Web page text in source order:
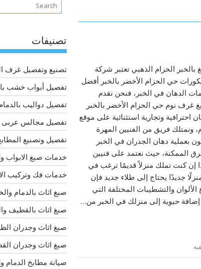
الحزام الذهبي تعتبر شركة
حي الحزام الأخضر بالخبر أفضل
الدهان في الخبر، فنحن نقدم
غرف نوم حي الحزام الأخضر بالخبر
احترافية وتجارية استثنائية على موقع
ونمتلك فريق من الفنيين المهرة
بعملية دهان الجدران في الخبر
الممكنة، حيث نعتمد على فنيين
إن كنت تملك منزلاً قديمًا ترغب في
جديدًا يحتاج إلى طلاء جديد فإن
الألوان والتشطيبات المختلفة التي
حيوية إلى منزلك في الخبر من…
تصنيفات
تصنيع وتفصيل غرف
تفصيل أبواب خشب
تفصيل دواليب
تفصيل مجالس عربى
تفصيل وتصنيع
خدمات صبغ الابواب
خدمات فك وتركيب
صبغ اثاث بالدمام
صبغ اثاث بالقطيف
صبغ اثاث وجدران
صبغ اثاث وجدران
صيانة مطابخ الدمام